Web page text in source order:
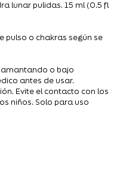
lunar pulidas. 15 ml (0.5 fl
pulso o chakras según se
o bajo
antes de usar.
Evite el contacto con los
niños. Solo para uso